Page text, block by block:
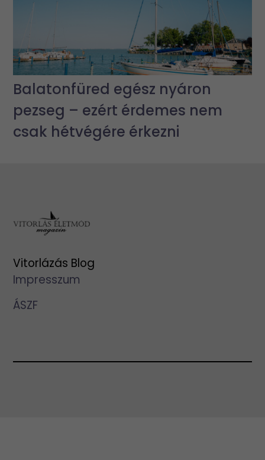
Balatonfüred egész nyáron
pezseg – ezért érdemes nem
csak hétvégére érkezni
Vitorlázás Blog
Impresszum
ÁSZF